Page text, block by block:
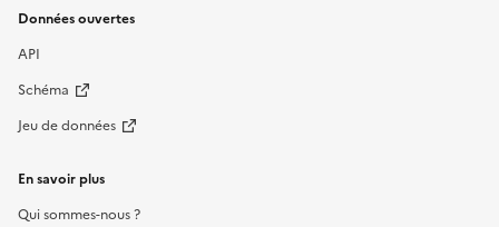
Données ouvertes
API
Schéma
Jeu de données
En savoir plus
Qui sommes-nous ?